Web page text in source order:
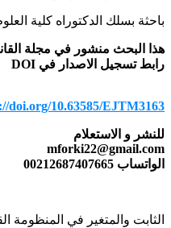
باحثة بسلك الدكتوراه كلية
هذا البحث منشور في مجلة القانون والأعمال
رابط تسجيل الاصدار في DOI
doi.org/10.63585/EJTM3163
للنشر و الاستعلام
mforki22@gmail.com
الواتساب 00212687407665
الثابت والمتغير في المنظومة